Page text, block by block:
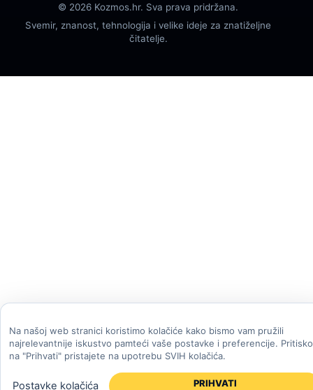
© 2026 Kozmos.hr. Sva prava pridržana.
Svemir, znanost, tehnologija i velike ideje za znatiželjne
čitatelje.
Na našoj web stranici koristimo kolačiće kako bismo vam pružili
najrelevantnije iskustvo pamteći vaše postavke i preferencije.
na "Prihvati" pristajete na upotrebu SVIH kolačića.
Postavke kolačića PRIHVATI